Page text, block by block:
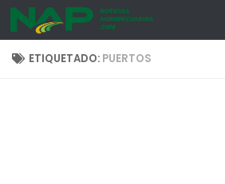
Skip to content
ETIQUETADO: PUERTOS